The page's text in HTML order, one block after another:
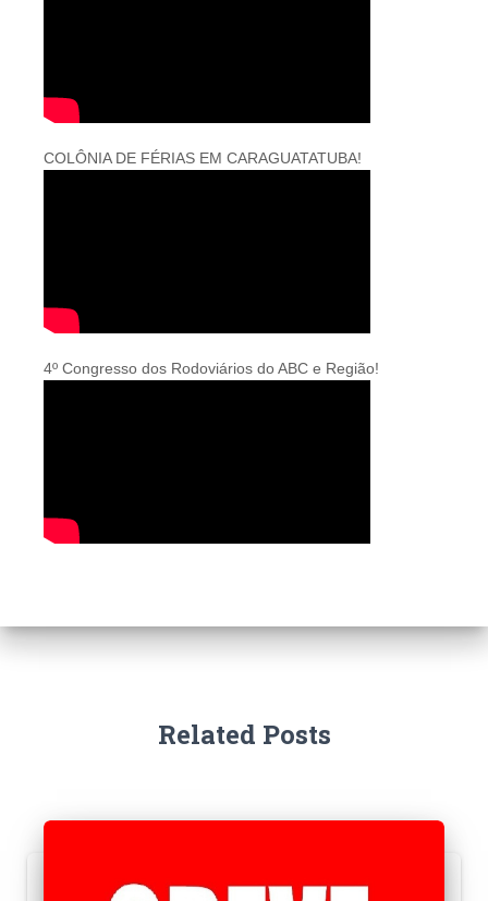
COLÔNIA DE FÉRIAS EM CARAGUATATUBA!
4º Congresso dos Rodoviários do ABC e Região!
Related Posts